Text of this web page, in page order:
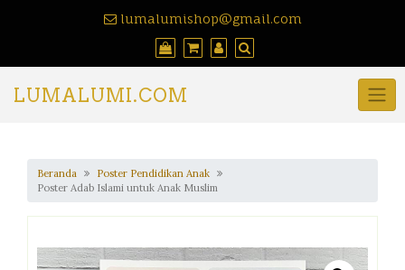
lumalumishop@gmail.com
LUMALUMI.COM
Beranda
Poster Pendidikan Anak
Poster Adab Islami untuk Anak Muslim